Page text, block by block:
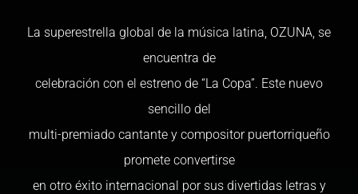
La superestrella global de la música latina, OZUNA, se
encuentra de
celebración con el estreno de “La Copa”. Este nuevo
sencillo del
multi-premiado cantante y compositor puertorriqueño
promete convertirse
en otro éxito internacional por sus divertidas letras y